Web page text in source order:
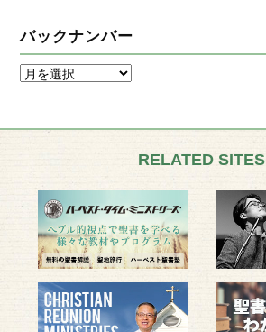
バックナンバー
RELATED SITES